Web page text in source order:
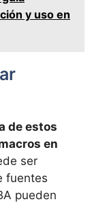
y uso en
de estos
en
ser
fuentes
pueden